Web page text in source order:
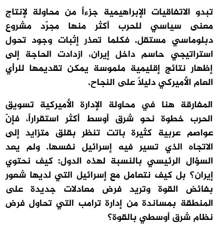
تبدو الاتفاقيات الإبراهيمية جزءاً من محاولة لإنتاج
معنى سياسي للحرب أكثر منها مجرّد مشروع
دبلوماسي مستقل. فكلما تعذر إثبات وجود تحول
استراتيجي حاسم داخل إيران، ازدادت الحاجة إلى
إظهار نتائج إقليمية ملموسة يمكن تقديمها للرأي
العام الأميركي دليلاً على النجاح.
المفارقة هنا في محاولة الإدارة الأميركية تسويق
الحرب خطوة نحو شرق أوسط أكثر استقراراً، فإنّ
عواصم عربية كثيرة باتت تنظر بقلق متزايد إلى
الاتجاه الذي تسير فيه إسرائيل نفسها. ولم يعد
السؤال الرئيسي بالنسبة لهذه الدول: كيف نحتوي
إيران؟ بل كيف نتعامل مع إسرائيل التي لديها شعور
بفائض القوة وتريد فرض معادلات جديدة على
المنطقة بمساندة من إدارة ترامب التي تحاول فرض
نظام شرق أوسطي بالقوة؟